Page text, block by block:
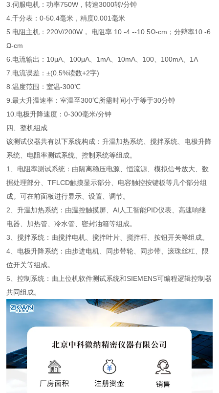
3.伺服电机：功率750W，转速3000转/分钟
4.千分表：0-50.4毫米，精度0.001毫米
5.电阻主机：220V/200W， 电阻率 10 -4 --10 5Ω-cm；分辩率10 -6
Ω-cm
6.电流输出：10μA、100μA、1mA、10mA、100、100mA、1A
7.电流误差：±(0.5%读数+2字)
8.温度范围：室温-300℃
9.最大升温速率：室温至300℃所需时间小于等于30分钟
10.电极升降速度：0-300毫米/分钟
四、整机组成
该测试仪器共有以下系统构成：升温加热系统、搅拌系统、电极升降
系统、电阻率测试系统、控制系统等组成。
1、电阻率测试系统：由隔离稳压电源、恒流源、模拟信号放大、数
据处理部分、TFLCD触摸显示部分、电容触控按键板等几个部分组
成。可在前面板进行显示、设置、调节。
2、升温加热系统：由温控触摸屏、AI人工智能PID仪表、高速响继
电器、加热管、冷水管、密封油箱等组成。
3、搅拌系统：由搅拌电机、搅拌叶片、搅拌杆、按钮开关等组成。
4、电极升降系统：由步进电机、同步带轮、同步带、滚珠丝杠、限
位开关等组成。
5、控制系统：由上位机软件测试系统和SIEMENS可编程逻辑控制器
共同组成。